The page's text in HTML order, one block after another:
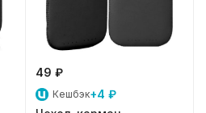
49 ₽
Кешбэк+4 ₽